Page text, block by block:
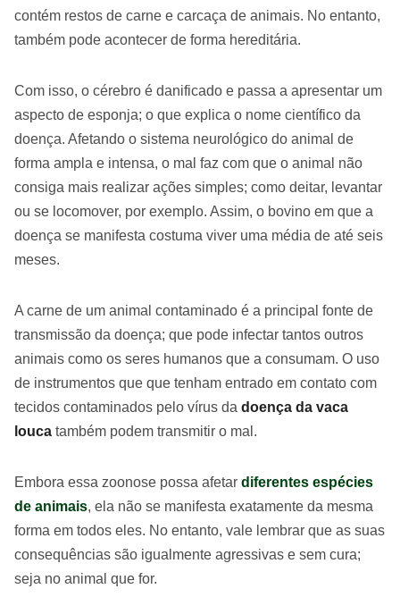
contém restos de carne e carcaça de animais. No entanto,
também pode acontecer de forma hereditária.
Com isso, o cérebro é danificado e passa a apresentar um
aspecto de esponja; o que explica o nome científico da
doença. Afetando o sistema neurológico do animal de
forma ampla e intensa, o mal faz com que o animal não
consiga mais realizar ações simples; como deitar, levantar
ou se locomover, por exemplo. Assim, o bovino em que a
doença se manifesta costuma viver uma média de até seis
meses.
A carne de um animal contaminado é a principal fonte de
transmissão da doença; que pode infectar tantos outros
animais como os seres humanos que a consumam. O uso
de instrumentos que que tenham entrado em contato com
tecidos contaminados pelo vírus da doença da vaca
louca também podem transmitir o mal.
Embora essa zoonose possa afetar diferentes espécies
de animais, ela não se manifesta exatamente da mesma
forma em todos eles. No entanto, vale lembrar que as suas
consequências são igualmente agressivas e sem cura;
seja no animal que for.